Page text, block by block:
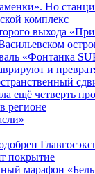
Но
комплекс
выхода
«Фонтанка
и
ещё четверть
регионе
покрытие
марафон